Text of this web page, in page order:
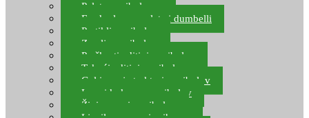
Pelete za ribolov
Feeder lovne pelete i dumbelli
Partikli za ribolov
Zemlja za ribolov
Praškasti aditivi za ribolov
Tekući aditivi za ribolov
Gel i sprej atraktori za ribolov
Lovni kukuruz za ribolov
Živi mamci za ribolov